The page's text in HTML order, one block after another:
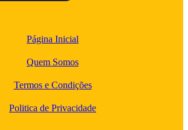
Página Inicial
Quem Somos
Termos e Condições
Politica de Privacidade